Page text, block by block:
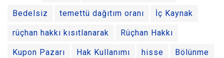
Bedelsiz temettü dağıtım oranı İç Kaynak
rüçhan hakkı kısıtlanarak Rüçhan Hakkı
Kupon Pazarı Hak Kullanımı hisse Bölünme